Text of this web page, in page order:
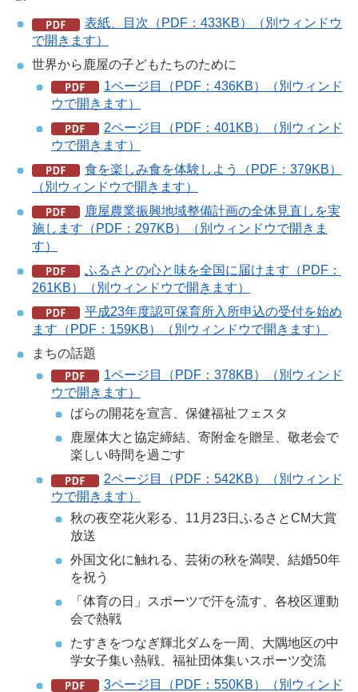
表紙、目次（PDF：433KB）（別ウィンドウ
で開きます）
世界から鹿屋の子どもたちのために
1ページ目（PDF：436KB）（別ウィンド
ウで開きます）
2ページ目（PDF：401KB）（別ウィンド
ウで開きます）
食を楽しみ食を体験しよう（PDF：379KB）
（別ウィンドウで開きます）
鹿屋農業振興地域整備計画の全体見直しを実
施します（PDF：297KB）（別ウィンドウで開きま
す）
ふるさとの心と味を全国に届けます（PDF：
261KB）（別ウィンドウで開きます）
平成23年度認可保育所入所申込の受付を始め
ます（PDF：159KB）（別ウィンドウで開きます）
まちの話題
1ページ目（PDF：378KB）（別ウィンド
ウで開きます）
ばらの開花を宣言、保健福祉フェスタ
鹿屋体大と協定締結、寄附金を贈呈、敬老会で
楽しい時間を過ごす
2ページ目（PDF：542KB）（別ウィンド
ウで開きます）
秋の夜空花火彩る、11月23日ふるさとCM大賞
放送
外国文化に触れる、芸術の秋を満喫、結婚50年
を祝う
「体育の日」スポーツで汗を流す、各校区運動
会で熱戦
たすきをつなぎ輝北ダムを一周、大隅地区の中
学女子集い熱戦、福祉団体集いスポーツ交流
3ページ目（PDF：550KB）（別ウィンド